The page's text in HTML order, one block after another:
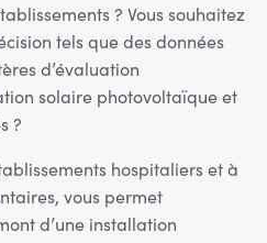
? Vous souhaitez
tels que des données
d’évaluation
solaire photovoltaïque et
?
hospitaliers et à
vous permet
d’une installation